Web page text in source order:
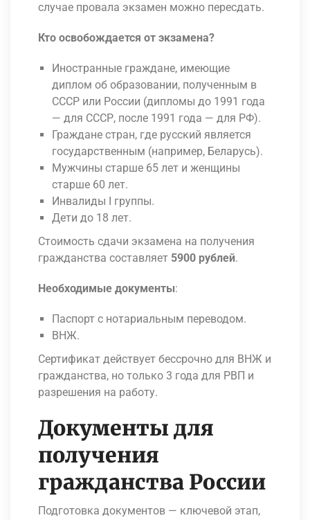
случае провала экзамен можно пересдать.
Кто освобождается от экзамена?
Иностранные граждане, имеющие
диплом об образовании, полученным в
СССР или России (дипломы до 1991 года
— для СССР, после 1991 года — для РФ).
Граждане стран, где русский является
государственным (например, Беларусь).
Мужчины старше 65 лет и женщины
старше 60 лет.
Инвалиды I группы.
Дети до 18 лет.
Стоимость сдачи экзамена на получения
гражданства составляет 5900 рублей.
Необходимые документы:
Паспорт с нотариальным переводом.
ВНЖ.
Сертификат действует бессрочно для ВНЖ и
гражданства, но только 3 года для РВП и
разрешения на работу.
Документы для
получения
гражданства России
Подготовка документов — ключевой этап,